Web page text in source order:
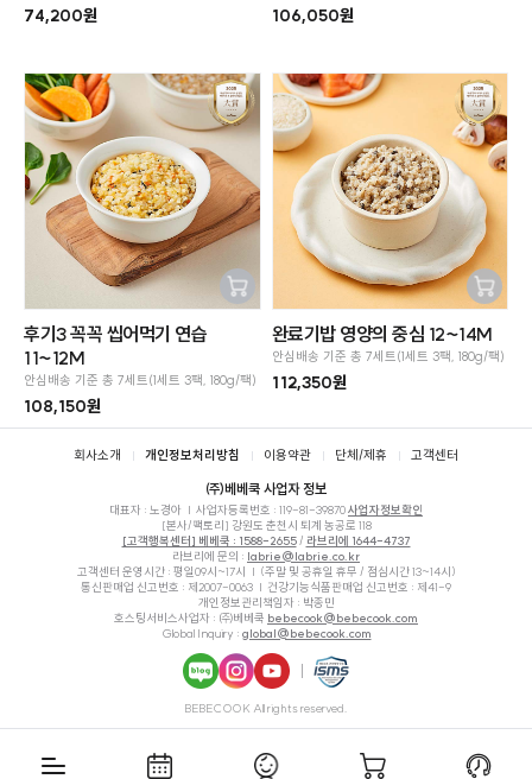
74,200원 106,050원
후기3 꼭꼭 씹어먹기 연습
11~12M
안심배송 기준 총 7세트(1세트 3팩, 180g/팩)
108,150원
완료기밥 영양의 중심 12~14M
안심배송 기준 총 7세트(1세트 3팩, 180g/팩)
112,350원
니추가
회사소개 개인정보처리방침 이용약관 단체/제휴 고객센터
㈜베베쿡 사업자 정보
대표자 : 노경아 사업자등록번호 : 119-81-39870사업자정보확인
[본사/팩토리] 강원도 춘천시 퇴계 농공로 118
[고객행복센터] 베베쿡 : 1588-2655/ 라브리에 1644-4737
라브리에 문의 : labrie@labrie.co.kr
고객센터 운영시간 : 평일09시~17시
(주말 및 공휴일 휴무 / 점심시간 13~14시)
통신판매업 신고번호 : 제2007-0063
건강기능식품판매업 신고번호 : 제41-9
개인정보관리책임자 : 박종민
호스팅서비스사업자 : ㈜베베쿡 bebecook@bebecook.com
Global Inquiry : global@bebecook.com
버블 타그 브
BEBECOOK All rights reserved.